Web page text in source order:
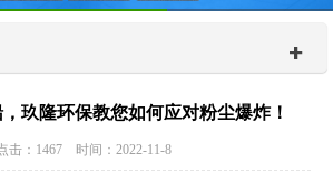
玖隆环保教您如何应对粉尘爆炸！
击：1467 时间：2022-11-8